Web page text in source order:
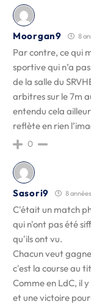
Moorgan9 8
Par contre, ce qui
sportive qui n’a
de la salle du
arbitres sur le 7m
entendu cela
reflète en rien
0
Sasori9 8
C'était un match
qui n'ont pas été
qu'ils ont vu.
Chacun veut
c'est la course au
Comme en LdC, il
et une victoire